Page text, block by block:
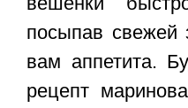
посыпав свежей
вам аппетита.
рецепт